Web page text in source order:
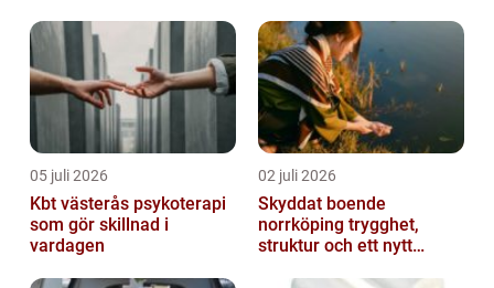
05 juli 2026
Kbt västerås psykoterapi
som gör skillnad i
vardagen
02 juli 2026
Skyddat boende
norrköping trygghet,
struktur och ett nytt